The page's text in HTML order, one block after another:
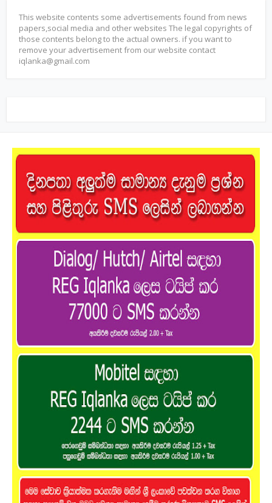
This website contents some advertisements found from news
papers,social media and other websites The legal copyrights of
those contents belong to the actual owners. if you want to
remove your advertisement from our website contact
iqlanka@gmail.com